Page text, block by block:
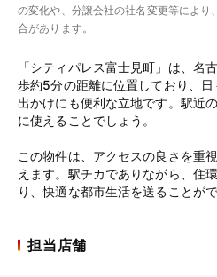
の変化や、分譲会社の社名変更等により
合があります。
「シティパレス富士見町」は、名
歩約5分の距離に位置しており、
出かけにも便利な立地です。駅近
に使えることでしょう。
この物件は、アクセスの良さを重
えます。駅チカでありながら、住
り、快適な都市生活を送ることが
担当店舗